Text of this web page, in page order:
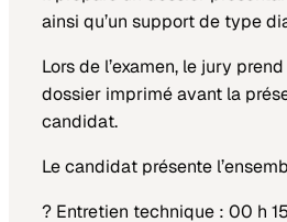
ainsi qu’un support de type
Lors de l’examen, le jury
dossier imprimé avant la
candidat.
Le candidat présente
? Entretien technique : 00 h